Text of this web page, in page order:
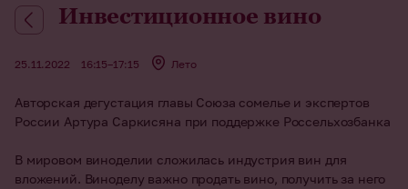
Инвестиционное вино
25.11.2022 16:15–17:15 Лето
Авторская дегустация главы Союза сомелье и экспертов
России Артура Саркисяна при поддержке Россельхозбанка
В мировом виноделии сложилась индустрия вин для
вложений. Виноделу важно продать вино, получить за него